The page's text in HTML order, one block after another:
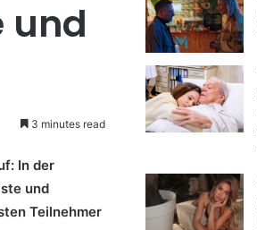
und
3 minutes read
In der
und
Teilnehmer